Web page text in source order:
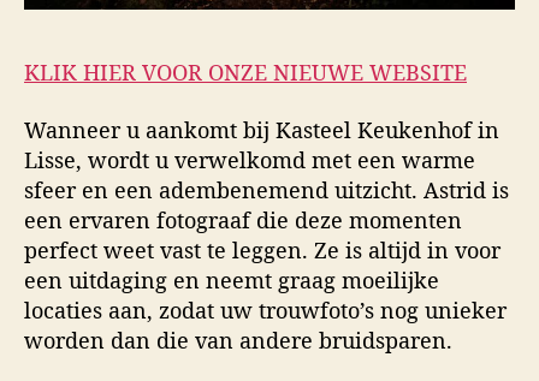
KLIK HIER VOOR ONZE NIEUWE WEBSITE
Wanneer u aankomt bij Kasteel Keukenhof in
Lisse, wordt u verwelkomd met een warme
sfeer en een adembenemend uitzicht. Astrid is
een ervaren fotograaf die deze momenten
perfect weet vast te leggen. Ze is altijd in voor
een uitdaging en neemt graag moeilijke
locaties aan, zodat uw trouwfoto’s nog unieker
worden dan die van andere bruidsparen.